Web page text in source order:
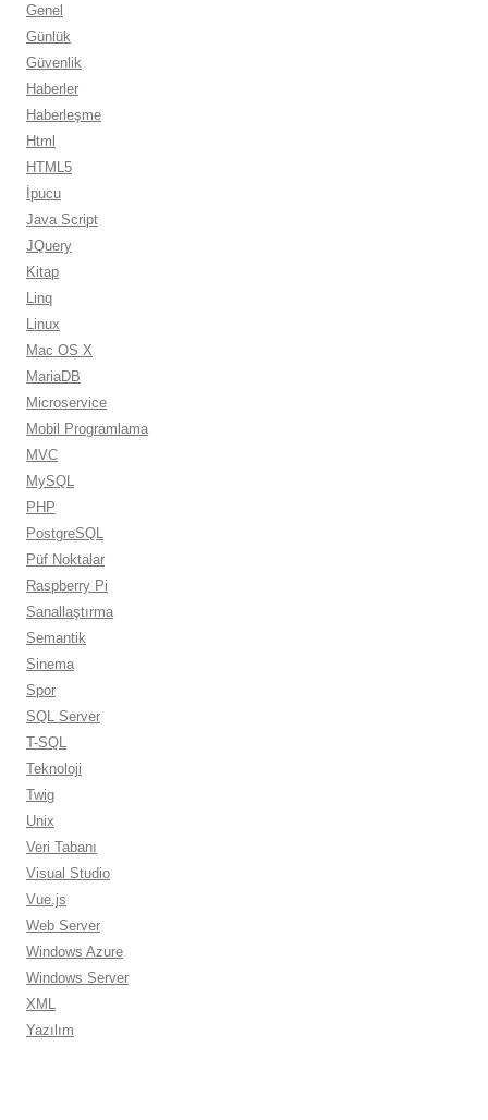
Genel
Günlük
Güvenlik
Haberler
Haberleşme
Html
HTML5
İpucu
Java Script
JQuery
Kitap
Linq
Linux
Mac OS X
MariaDB
Microservice
Mobil Programlama
MVC
MySQL
PHP
PostgreSQL
Püf Noktalar
Raspberry Pi
Sanallaştırma
Semantik
Sinema
Spor
SQL Server
T-SQL
Teknoloji
Twig
Unix
Veri Tabanı
Visual Studio
Vue.js
Web Server
Windows Azure
Windows Server
XML
Yazılım